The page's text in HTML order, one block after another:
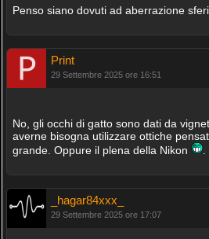
Penso siano dovuti ad aberrazione
Print
29 Settembre 2025 ore 16:51
No, gli occhi di gatto sono dati da
averne bisogna utilizzare ottiche
grande. Oppure il plena della Nikon
.
_hagar84xxx_
29 Settembre 2025 ore 17:07